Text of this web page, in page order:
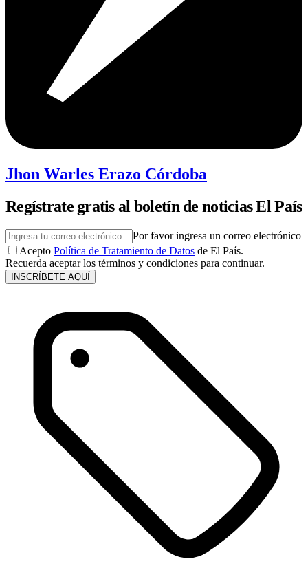
Jhon Warles Erazo Córdoba
Regístrate gratis al boletín de noticias El País
Por favor ingresa un correo electrónico
Acepto Política de Tratamiento de Datos de El País.
Recuerda aceptar los términos y condiciones para continuar.
INSCRÍBETE AQUÍ